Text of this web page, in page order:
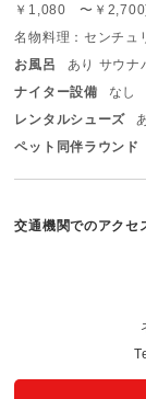
￥1,080 〜￥
名物料理：センチュ
お風呂
あり サウナ
ナイター設備
なし
レンタルシューズ
ペット同伴ラウンド
交通機関でのアクセ